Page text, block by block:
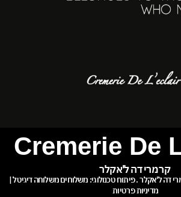
Cremerie De
קרמרי דה ל'אקלר
דה ל'אקלר. פיתוח טכנולוגי: משלוחיםמשלוחה דיגיטל|
מדיניות פרטיות